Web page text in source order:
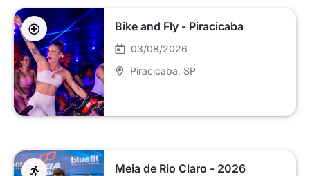
Bike and Fly - Piracicaba
03/08/2026
Piracicaba , SP
Meia de Rio Claro - 2026